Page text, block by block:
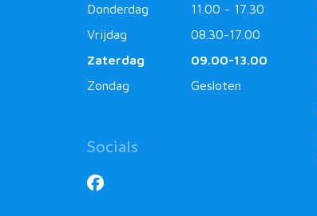
Donderdag
11.00 - 17.30
Vrijdag
08.30-17.00
Zaterdag
09.00-13.00
Zondag
Gesloten
Socials